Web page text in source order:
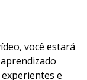
você estará
e